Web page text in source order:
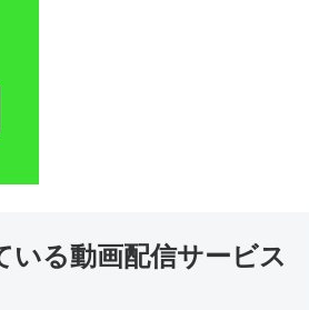
いる動画配信サービス